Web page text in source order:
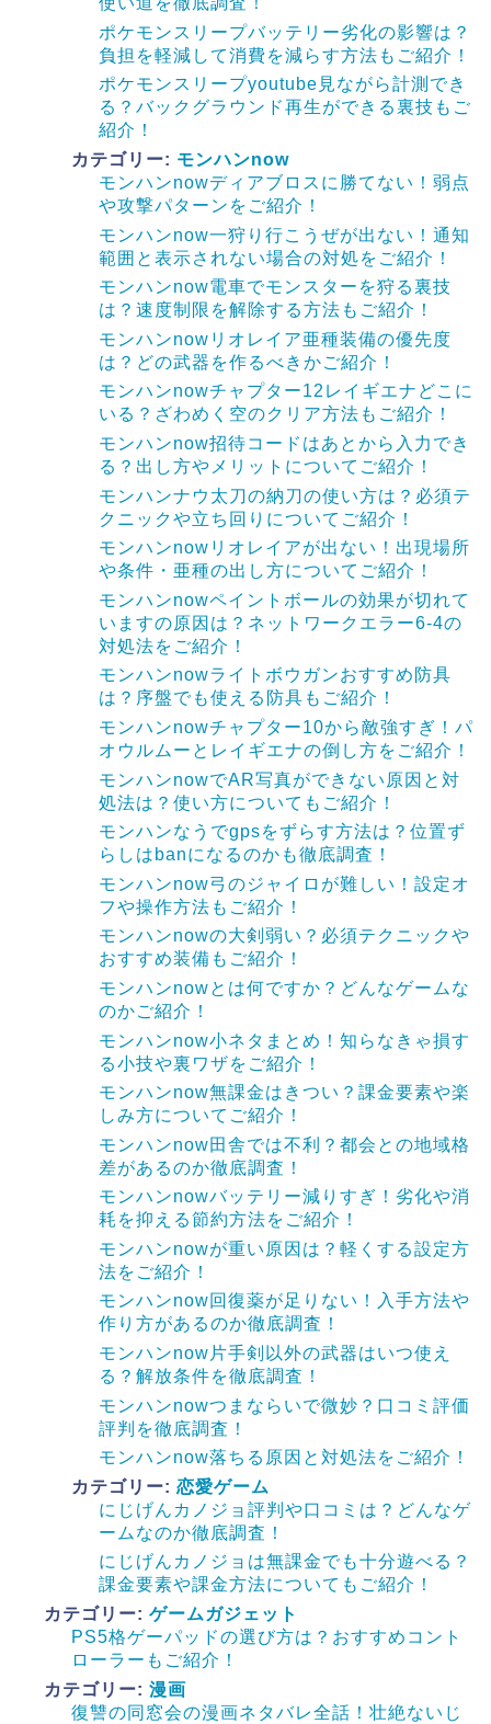
ポケモンスリープバッテリー劣化の影響は？
負担を軽減して消費を減らす方法もご紹介！
ポケモンスリープyoutube見ながら計測でき
る？バックグラウンド再生ができる裏技もご
紹介！
カテゴリー: モンハンnow
モンハンnowディアブロスに勝てない！弱点
や攻撃パターンをご紹介！
モンハンnow一狩り行こうぜが出ない！通知
範囲と表示されない場合の対処をご紹介！
モンハンnow電車でモンスターを狩る裏技
は？速度制限を解除する方法もご紹介！
モンハンnowリオレイア亜種装備の優先度
は？どの武器を作るべきかご紹介！
モンハンnowチャプター12レイギエナどこに
いる？ざわめく空のクリア方法もご紹介！
モンハンnow招待コードはあとから入力でき
る？出し方やメリットについてご紹介！
モンハンナウ太刀の納刀の使い方は？必須テ
クニックや立ち回りについてご紹介！
モンハンnowリオレイアが出ない！出現場所
や条件・亜種の出し方についてご紹介！
モンハンnowペイントボールの効果が切れて
いますの原因は？ネットワークエラー6-4の
対処法をご紹介！
モンハンnowライトボウガンおすすめ防具
は？序盤でも使える防具もご紹介！
モンハンnowチャプター10から敵強すぎ！パ
オウルムーとレイギエナの倒し方をご紹介！
モンハンnowでAR写真ができない原因と対
処法は？使い方についてもご紹介！
モンハンなうでgpsをずらす方法は？位置ず
らしはbanになるのかも徹底調査！
モンハンnow弓のジャイロが難しい！設定オ
フや操作方法もご紹介！
モンハンnowの大剣弱い？必須テクニックや
おすすめ装備もご紹介！
モンハンnowとは何ですか？どんなゲームな
のかご紹介！
モンハンnow小ネタまとめ！知らなきゃ損す
る小技や裏ワザをご紹介！
モンハンnow無課金はきつい？課金要素や楽
しみ方についてご紹介！
モンハンnow田舎では不利？都会との地域格
差があるのか徹底調査！
モンハンnowバッテリー減りすぎ！劣化や消
耗を抑える節約方法をご紹介！
モンハンnowが重い原因は？軽くする設定方
法をご紹介！
モンハンnow回復薬が足りない！入手方法や
作り方があるのか徹底調査！
モンハンnow片手剣以外の武器はいつ使え
る？解放条件を徹底調査！
モンハンnowつまならいで微妙？口コミ評価
評判を徹底調査！
モンハンnow落ちる原因と対処法をご紹介！
カテゴリー: 恋愛ゲーム
にじげんカノジョ評判や口コミは？どんなゲ
ームなのか徹底調査！
にじげんカノジョは無課金でも十分遊べる？
課金要素や課金方法についてもご紹介！
カテゴリー: ゲームガジェット
PS5格ゲーパッドの選び方は？おすすめコント
ローラーもご紹介！
カテゴリー: 漫画
復讐の同窓会の漫画ネタバレ全話！壮絶ないじ